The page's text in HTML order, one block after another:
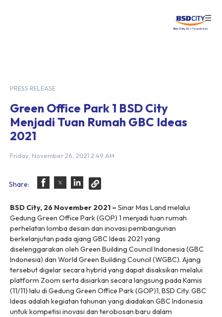
☰
PRESS RELEASE
Green Office Park 1 BSD City
Menjadi Tuan Rumah GBC Ideas
2021
Friday, November 26, 2021 2:49 AM
Share:
BSD City, 26 November 2021 – Sinar Mas Land melalui
Gedung Green Office Park (GOP) 1 menjadi tuan rumah
perhelatan lomba desain dan inovasi pembangunan
berkelanjutan pada ajang GBC Ideas 2021 yang
diselenggarakan oleh Green Building Council Indonesia (GBC
Indonesia) dan World Green Building Council (WGBC). Ajang
tersebut digelar secarahybridyang dapat disaksikan melalui
platform Zoom serta disiarkan secara langsung pada Kamis
(11/11) lalu di Gedung Green Office Park (GOP)1, BSD City. GBC
Ideas adalah kegiatan tahunan yang diadakan GBC Indonesia
untuk kompetisi inovasi dan terobosan baru dalam